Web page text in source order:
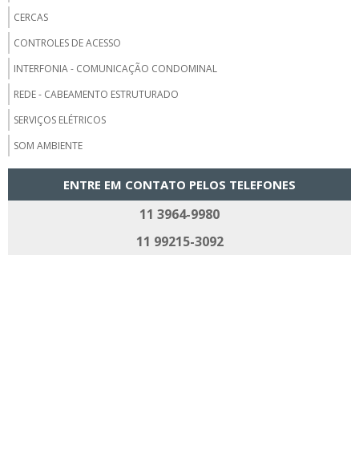
CERCAS
CONTROLES DE ACESSO
INTERFONIA - COMUNICAÇÃO CONDOMINAL
REDE - CABEAMENTO ESTRUTURADO
SERVIÇOS ELÉTRICOS
SOM AMBIENTE
ENTRE EM CONTATO PELOS TELEFONES
11 3964-9980
11 99215-3092